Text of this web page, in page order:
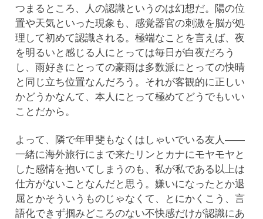
つまるところ、人の認識というのは幻想だ。陽の位
置や天気といった現象も、感覚器官の刺激を脳が処
理して初めて認識される。極端なことを言えば、夜
を明るいと感じる人にとっては毎日が白夜だろう
し、雨好きにとっての豪雨は多数派にとっての快晴
と同じ立ち位置なんだろう。それが客観的に正しい
かどうかなんて、本人にとって極めてどうでもいい
ことだから。
よって、隣で年甲斐もなくはしゃいでいる友人――
一緒に海外旅行にまで来たリンとカナにモヤモヤと
した感情を抱いてしまうのも、私が私である以上は
仕方がないことなんだと思う。嫌いになったとか退
屈とかそういうものじゃなくて、とにかくこう、言
語化できず掴みどころのない不快感だけが認識にあ